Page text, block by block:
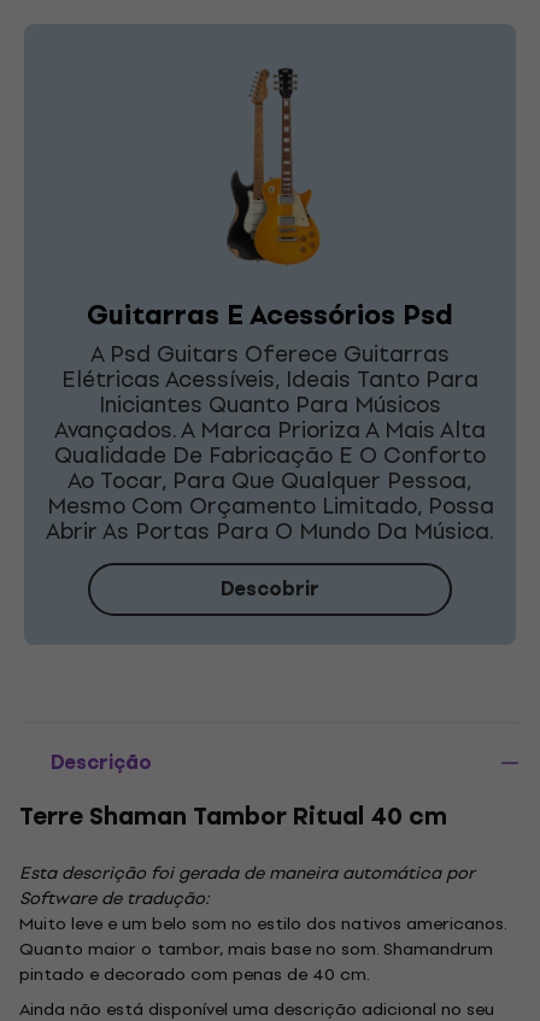
Guitarras E Acessórios Psd
A Psd Guitars Oferece Guitarras
Elétricas Acessíveis, Ideais Tanto Para
Iniciantes Quanto Para Músicos
Avançados. A Marca Prioriza A Mais Alta
Qualidade De Fabricação E O Conforto
Ao Tocar, Para Que Qualquer Pessoa,
Mesmo Com Orçamento Limitado, Possa
Abrir As Portas Para O Mundo Da Música.
Descobrir
Descrição
Terre Shaman Tambor Ritual 40 cm
Esta descrição foi gerada de maneira automática por
Software de tradução:
Muito leve e um belo som no estilo dos nativos americanos.
Quanto maior o tambor, mais base no som. Shamandrum
pintado e decorado com penas de 40 cm.
Ainda não está disponível uma descrição adicional no seu